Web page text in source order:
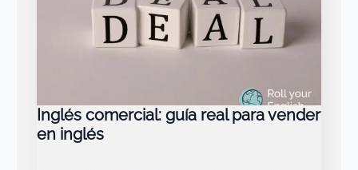
Inglés comercial: guía real para vender
en inglés